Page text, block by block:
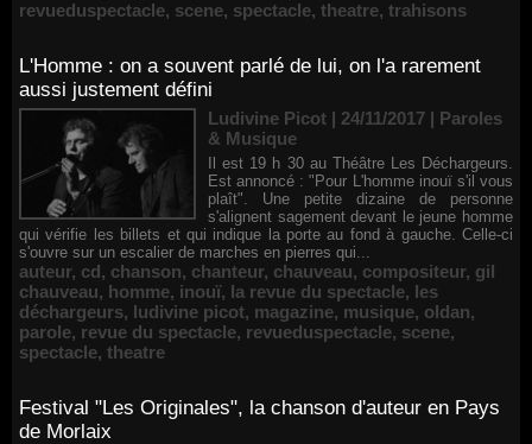
revueduspectacle, scene, spectacle, theatre, trahisons
L'Homme : on a souvent parlé de lui, on l'a rarement
aussi justement défini
Ludivine Picot | 24/11/2017 | Paroles
& Musique
Il est 19 h 30 au Théâtre Les Déchargeurs.
Est annoncé : "Pour L'homme inouï s'il vous
plaît". Une petite dizaine de personne
s'alignent sagement devant le jeune homme
qui vérifie les billets et qui indique la porte au fond à gauche. Celle-ci
s'ouvre sur un escalier de marches en pierres qui...
auteur, cd, chanson, chanteur, chauveau, compositeur, gil
chauveau, homme, inouï, la revue du spectacle, les
déchargeurs, ludivine picot, magazine, musique, oldan,
parole, revue du spectacle, revueduspectacle, scene,
spectacle, theatre
Festival "Les Originales", la chanson d'auteur en Pays
de Morlaix